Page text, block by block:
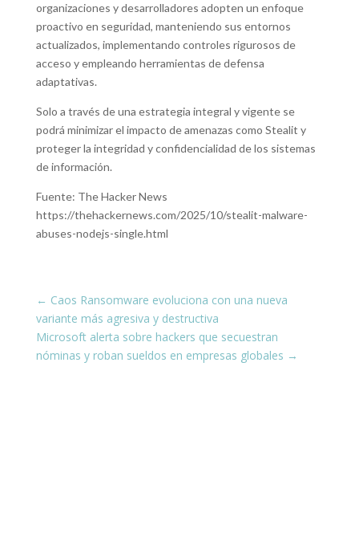
organizaciones y desarrolladores adopten un enfoque
proactivo en seguridad, manteniendo sus entornos
actualizados, implementando controles rigurosos de
acceso y empleando herramientas de defensa
adaptativas.
Solo a través de una estrategia integral y vigente se
podrá minimizar el impacto de amenazas como Stealit y
proteger la integridad y confidencialidad de los sistemas
de información.
Fuente: The Hacker News
https://thehackernews.com/2025/10/stealit-malware-
abuses-nodejs-single.html
← Caos Ransomware evoluciona con una nueva
variante más agresiva y destructiva
Microsoft alerta sobre hackers que secuestran
nóminas y roban sueldos en empresas globales →